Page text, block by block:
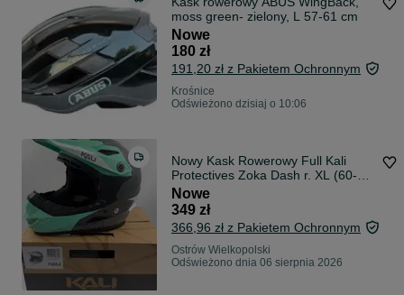
moss green- zielony, L 57-61 cm
Nowe
180 zł
191,20 zł z Pakietem Ochronnym
Krośnice
Odświeżono dzisiaj o 10:06
Nowy Kask Rowerowy Full Kali
Protectives Zoka Dash r. XL (60-
62cm)
Nowe
349 zł
366,96 zł z Pakietem Ochronnym
Ostrów Wielkopolski
Odświeżono dnia 06 sierpnia 2026